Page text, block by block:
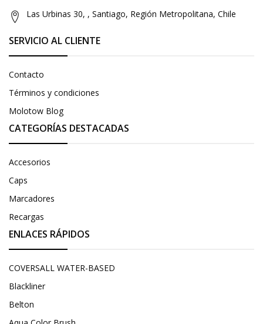
Las Urbinas 30, , Santiago, Región Metropolitana, Chile
SERVICIO AL CLIENTE
Contacto
Términos y condiciones
Molotow Blog
CATEGORÍAS DESTACADAS
Accesorios
Caps
Marcadores
Recargas
ENLACES RÁPIDOS
COVERSALL WATER-BASED
Blackliner
Belton